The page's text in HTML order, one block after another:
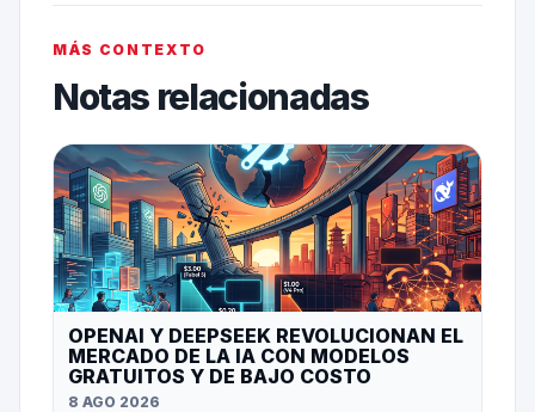
MÁS CONTEXTO
Notas relacionadas
OPENAI Y DEEPSEEK REVOLUCIONAN EL
MERCADO DE LA IA CON MODELOS
GRATUITOS Y DE BAJO COSTO
8 AGO 2026